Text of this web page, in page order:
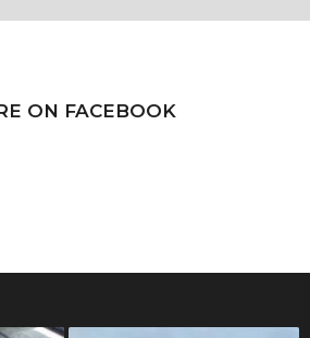
ON FACEBOOK